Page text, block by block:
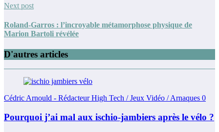
Next post
Roland-Garros : l’incroyable métamorphose physique de
Marion Bartoli révélée
D'autres articles
Cédric Arnould - Rédacteur High Tech / Jeux Vidéo / Arnaques 0
Pourquoi j’ai mal aux ischio-jambiers après le vélo ?